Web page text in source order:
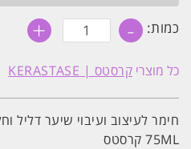
כמות: - כמות
של
לעיצוב
ועיבוי
דליל
וחלש
|
סדרת
+
כל מוצרי קרסטס | KERASTASE
חימר לעיצוב ועיבוי שיער דליל
75ML קרסטס